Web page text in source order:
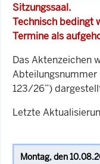
Sitzungssaal.
Technisch bedingt
Termine als
Das Aktenzeichen
Abteilungsnummer
123/26”)
Letzte